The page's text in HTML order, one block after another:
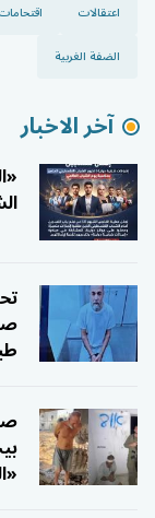
اعتقالات اقتحامات
الضفة الغربية
آخر الاخبار